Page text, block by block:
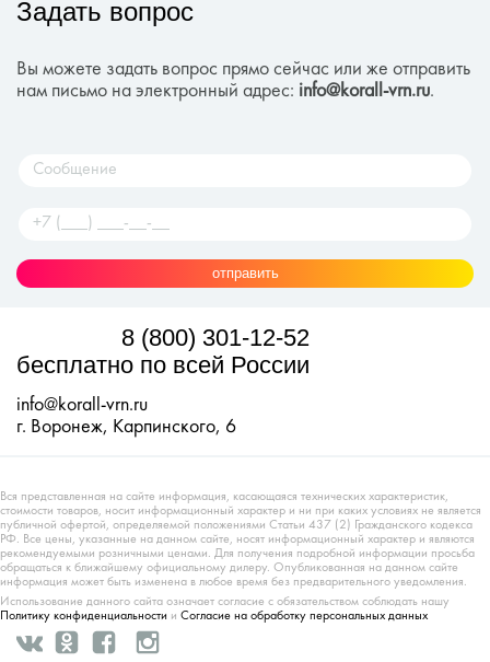
Задать вопрос
Вы можете задать вопрос прямо сейчас или же отправить
нам письмо на электронный адрес: info@korall-vrn.ru.
отправить
8 (800) 301-12-52
бесплатно по всей России
info@korall-vrn.ru
г. Воронеж, Карпинского, 6
Вся представленная на сайте информация, касающаяся технических характеристик,
стоимости товаров, носит информационный характер и ни при каких условиях не является
публичной офертой, определяемой положениями Статьи 437 (2) Гражданского кодекса
РФ. Все цены, указанные на данном сайте, носят информационный характер и являются
рекомендуемыми розничными ценами. Для получения подробной информации просьба
обращаться к ближайшему официальному дилеру. Опубликованная на данном сайте
информация может быть изменена в любое время без предварительного уведомления.
Использование данного сайта означает согласие с обязательством соблюдать нашу
Политику конфиденциальности и Согласие на обработку персональных данных